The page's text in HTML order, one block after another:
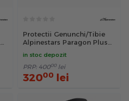
Protectii Genunchi/Tibie
Alpinestars Paragon Plus
in stoc depozit
PRP: 40000 lei
32000 lei